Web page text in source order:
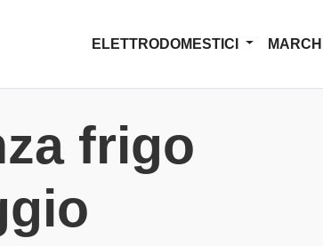
ELETTRODOMESTICI MARCHI
frigo